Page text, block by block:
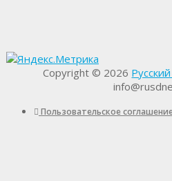
Copyright © 2026
Пользовательское соглашение